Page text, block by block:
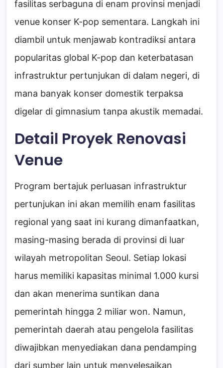
fasilitas serbaguna di enam provinsi menjadi
venue konser K-pop sementara. Langkah ini
diambil untuk menjawab kontradiksi antara
popularitas global K-pop dan keterbatasan
infrastruktur pertunjukan di dalam negeri, di
mana banyak konser domestik terpaksa
digelar di gimnasium tanpa akustik memadai.
Detail Proyek Renovasi
Venue
Program bertajuk perluasan infrastruktur
pertunjukan ini akan memilih enam fasilitas
regional yang saat ini kurang dimanfaatkan,
masing-masing berada di provinsi di luar
wilayah metropolitan Seoul. Setiap lokasi
harus memiliki kapasitas minimal 1.000 kursi
dan akan menerima suntikan dana
pemerintah hingga 2 miliar won. Namun,
pemerintah daerah atau pengelola fasilitas
diwajibkan menyediakan dana pendamping
dari sumber lain untuk menyelesaikan